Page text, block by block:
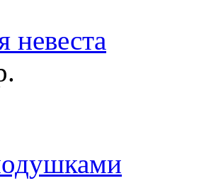
невеста